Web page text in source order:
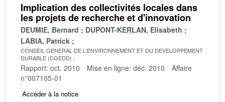
Implication des collectivités locales dans
les projets de recherche et d'innovation
DEUMIE, Bernard
DUPONT-KERLAN, Elisabeth
LABIA, Patrick
CONSEIL GENERAL DE L'ENVIRONNEMENT ET DU DEVELOPPEMENT
DURABLE (CGEDD)
Rapport: oct. 2010 Mise en ligne: déc. 2010
Affaire
n°007105-01
Accéder à la notice